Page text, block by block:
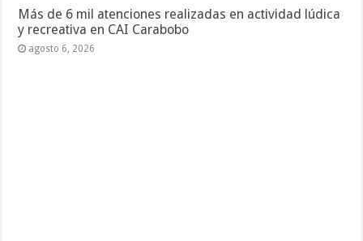
Más de 6 mil atenciones realizadas en actividad lúdica
y recreativa en CAI Carabobo
agosto 6, 2026